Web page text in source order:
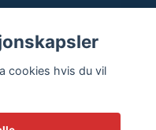
cookies hvis du vil